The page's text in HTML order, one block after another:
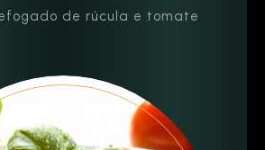
de rúcula e tomate